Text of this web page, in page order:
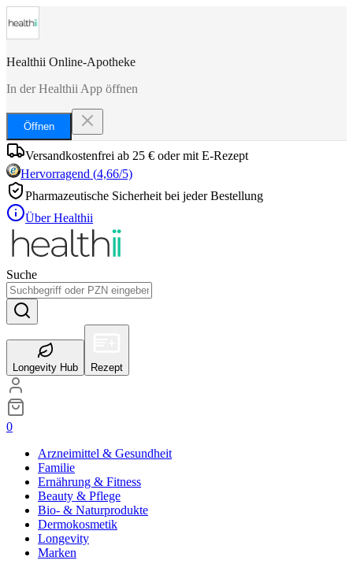
Healthii Online-Apotheke
In der Healthii App öffnen
Öffnen
Versandkostenfrei ab 25 € oder mit E-Rezept
Hervorragend (4,66/5)
Pharmazeutische Sicherheit bei jeder Bestellung
Über Healthii
Suche
Longevity Hub Rezept
0
Arzneimittel & Gesundheit
Familie
Ernährung & Fitness
Beauty & Pflege
Bio- & Naturprodukte
Dermokosmetik
Longevity
Marken